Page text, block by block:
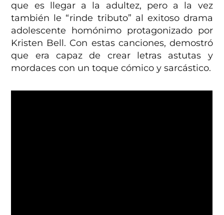
que es llegar a la adultez, pero a la vez
también le “rinde tributo” al exitoso drama
adolescente homónimo protagonizado por
Kristen Bell. Con estas canciones, demostró
que era capaz de crear letras astutas y
mordaces con un toque cómico y sarcástico.